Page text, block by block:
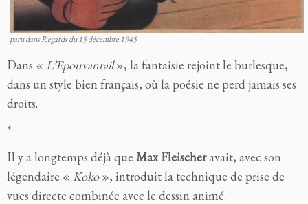
paru dans Regards du 15 décembre 1945
Dans « L’Epouvantail», la fantaisie rejoint le burlesque,
dans un style bien français, où la poésie ne perd jamais ses
droits.
*
Il y a longtemps déjà que Max Fleischeravait, avec son
légendaire « Koko», introduit la technique de prise de
vues directe combinée avec le dessin animé.